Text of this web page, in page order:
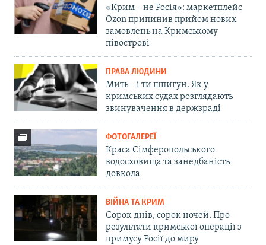
«Крим – не Росія»: маркетплейс
Ozon припинив прийом нових
замовлень на Кримському
півострові
ПРАВА ЛЮДИНИ
Мить – і ти шпигун. Як у
кримських судах розглядають
звинувачення в держзраді
ФОТОГАЛЕРЕЇ
Краса Сімферопольського
водосховища та занедбаність
довкола
ВІЙНА ТА КРИМ
Сорок днів, сорок ночей. Про
результати кримської операції з
примусу Росії до миру